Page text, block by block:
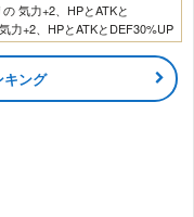
の 気力+2、HPとATKと
力+2、HPとATKとDEF30%UP
キング